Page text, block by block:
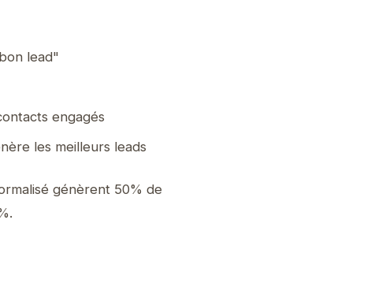
lead"
engagés
les meilleurs leads
génèrent 50% de